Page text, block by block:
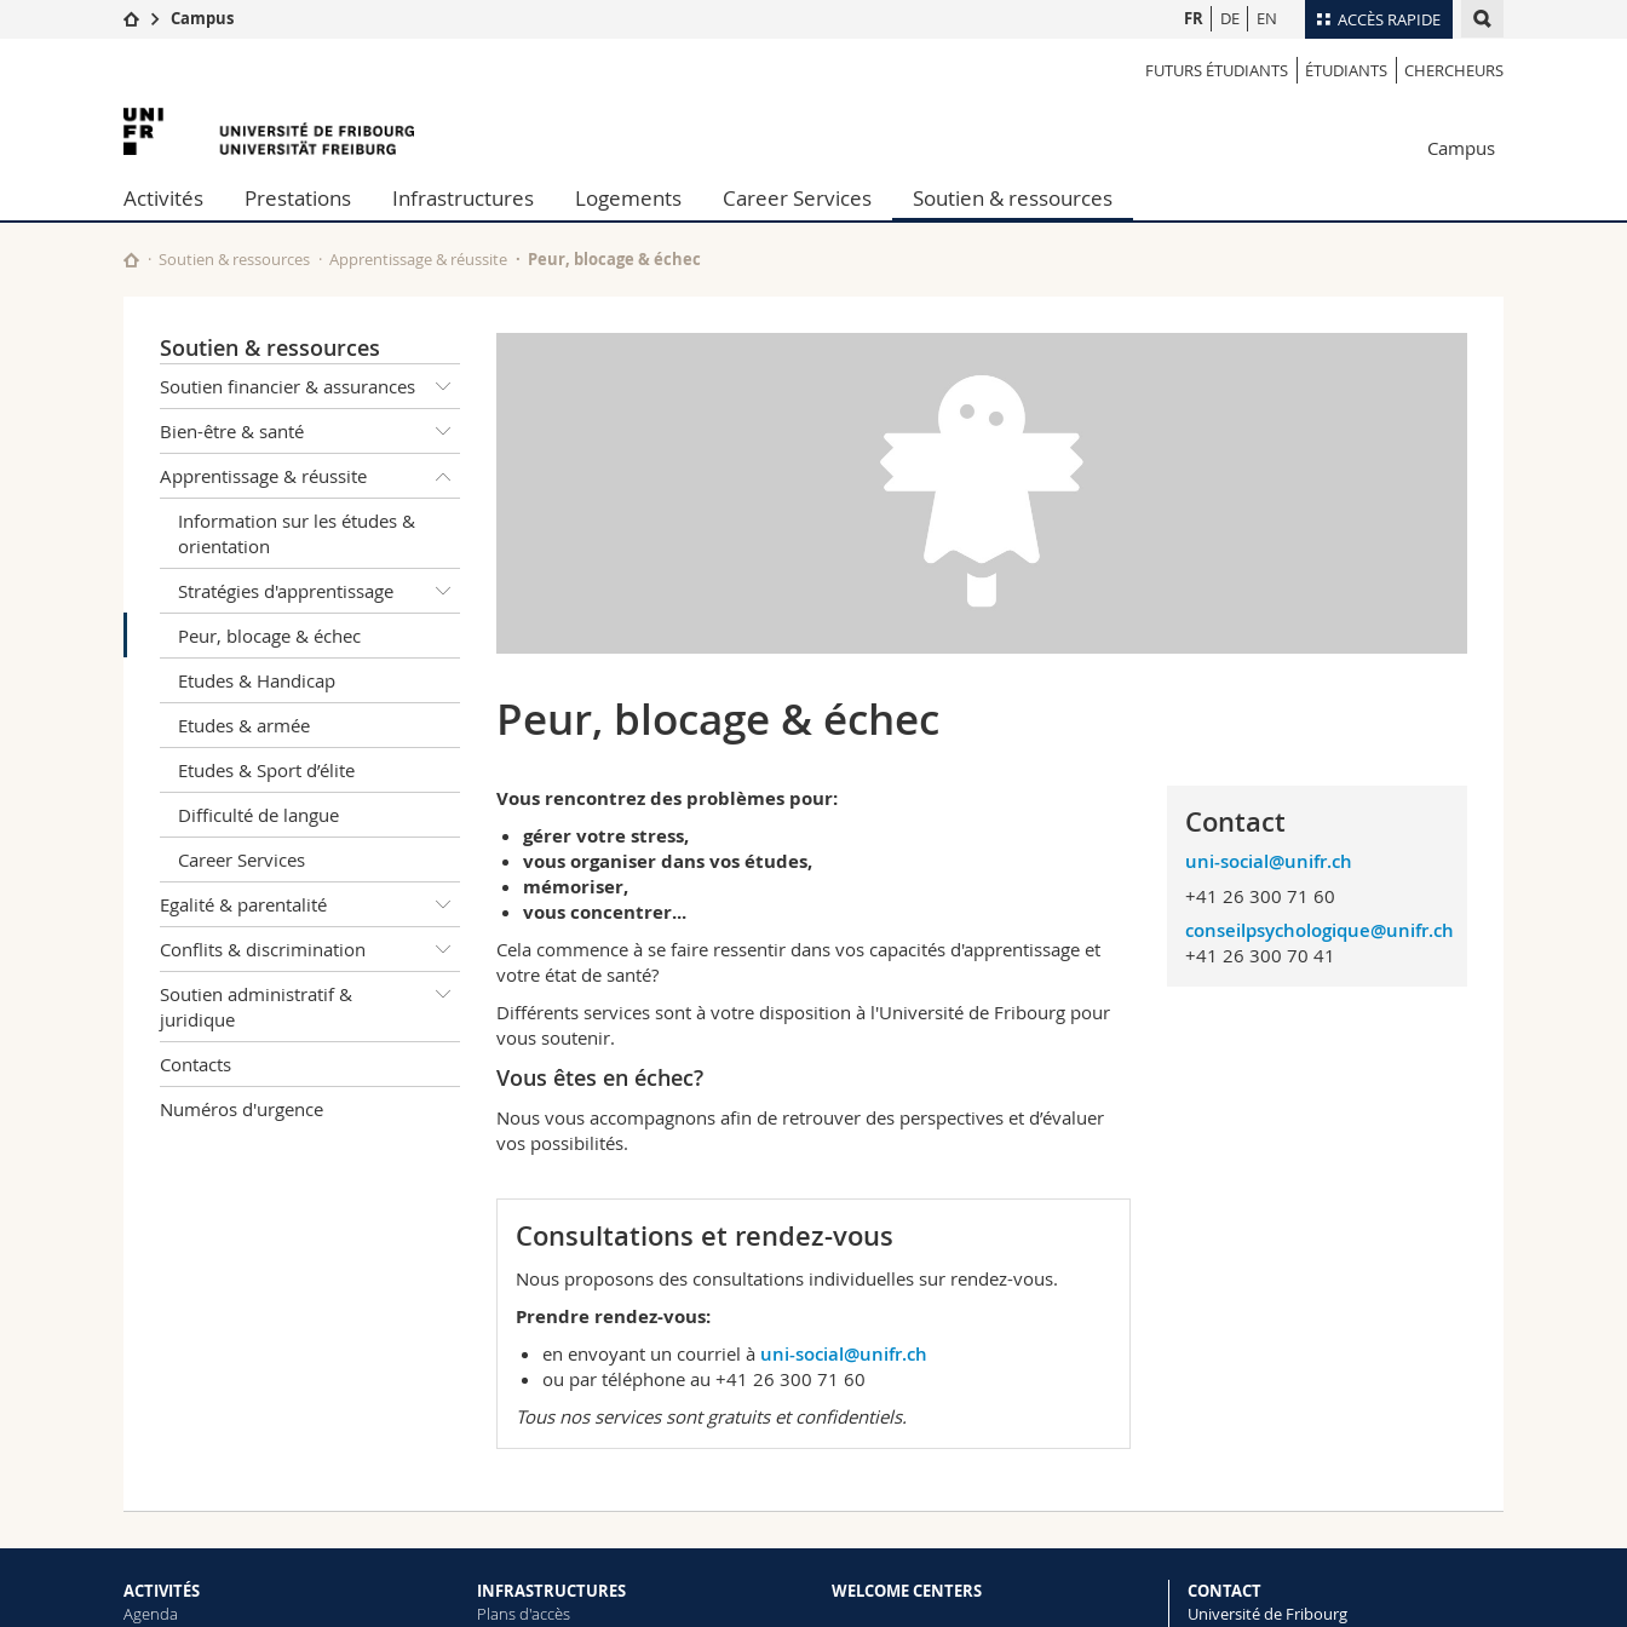
ACCÈS RAPIDE
Etudes
Campus
Université
Formation continue
Lettres et sciences humaines
Sciences de l'éducation et de la formation
Sciences et médecine
Interfacultaire
Chercheurs
Collaborateurs
Annuaire du personnel
Programme des cours
FR DE EN
Campus
FUTURS ÉTUDIANTS ÉTUDIANTS CHERCHEURS
Université
de
Fribourg
Campus
Activités Prestations Infrastructures Logements Career Services Soutien & ressources
Soutien & ressources Apprentissage & réussite Peur, blocage & échec
Soutien & ressources
Soutien financier & assurances
Bien-être & santé
Apprentissage & réussite
Information sur les études &
orientation
Stratégies d'apprentissage
Peur, blocage & échec
Etudes & Handicap
Etudes & armée
Etudes & Sport d’élite
Difficulté de langue
Career Services
Egalité & parentalité
Conflits & discrimination
Soutien administratif &
juridique
Contacts
Numéros d'urgence
Peur, blocage & échec
Vous rencontrez des problèmes pour:
gérer votre stress,
vous organiser dans vos études,
mémoriser,
vous concentrer...
Cela commence à se faire ressentir dans vos capacités d'apprentissage et
votre état de santé?
Différents services sont à votre disposition à l'Université de Fribourg pour
vous soutenir.
Vous êtes en échec?
Nous vous accompagnons afin de retrouver des perspectives et d’évaluer
vos possibilités.
Consultations et rendez-vous
Nous proposons des consultations individuelles sur rendez-vous.
Prendre rendez-vous:
en envoyant un courriel à uni-social@unifr.ch
ou par téléphone au +41 26 300 71 60
Tous nos services sont gratuits et confidentiels.
Contact
uni-social@unifr.ch
+41 26 300 71 60
conseilpsychologique@unifr.ch
+41 26 300 70 41
ACTIVITÉS
Agenda
INFRASTRUCTURES
Plans d'accès
WELCOME CENTERS
CONTACT
Université de Fribourg